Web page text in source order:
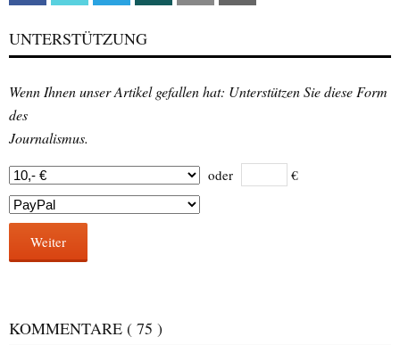
UNTERSTÜTZUNG
Wenn Ihnen unser Artikel gefallen hat: Unterstützen Sie diese Form
des
Journalismus.
oder €
Weiter
KOMMENTARE ( 75 )